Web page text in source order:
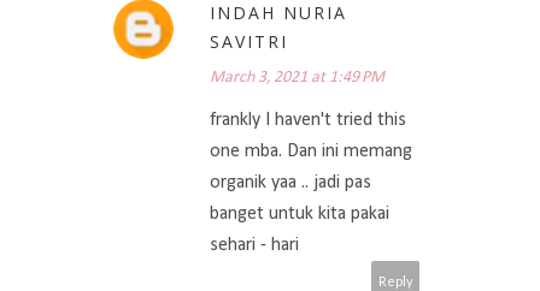
INDAH NURIA
SAVITRI
March 3, 2021 at 1:49 PM
frankly I haven't tried this
one mba. Dan ini memang
organik yaa .. jadi pas
banget untuk kita pakai
sehari - hari
Reply